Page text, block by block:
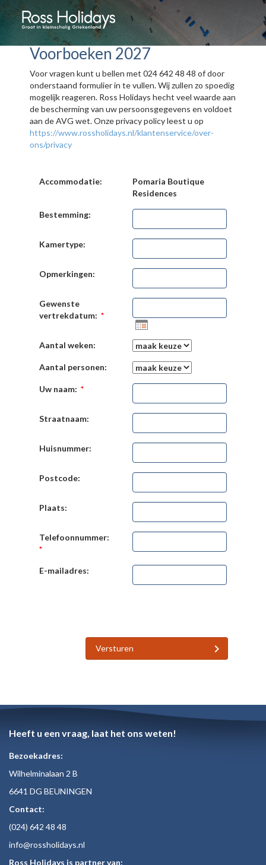
Voorboeken 2027
Voor vragen kunt u bellen met 024 642 48 48 of door
onderstaand formulier in te vullen. Wij zullen zo spoedig
mogelijk reageren. Ross Holidays hecht veel waarde aan
de bescherming van uw persoonsgegevens en voldoet
aan de AVG wet. Onze privacy policy leest u op
https://www.rossholidays.nl/klantenservice/over-
ons/privacy
Accommodatie:
Pomaria Boutique
Residences
Bestemming:
Kamertype:
Opmerkingen:
Gewenste
vertrekdatum: *
Aantal weken:
Aantal personen:
Uw naam: *
Straatnaam:
Huisnummer:
Postcode:
Plaats:
Telefoonnummer:
*
E-mailadres:
Versturen
Heeft u een vraag, laat het ons weten!
Bezoekadres:
Wilhelminalaan 2 B
6641 DG BEUNINGEN
Contact:
(024) 642 48 48
info@rossholidays.nl
Ross Holidays is partner van: